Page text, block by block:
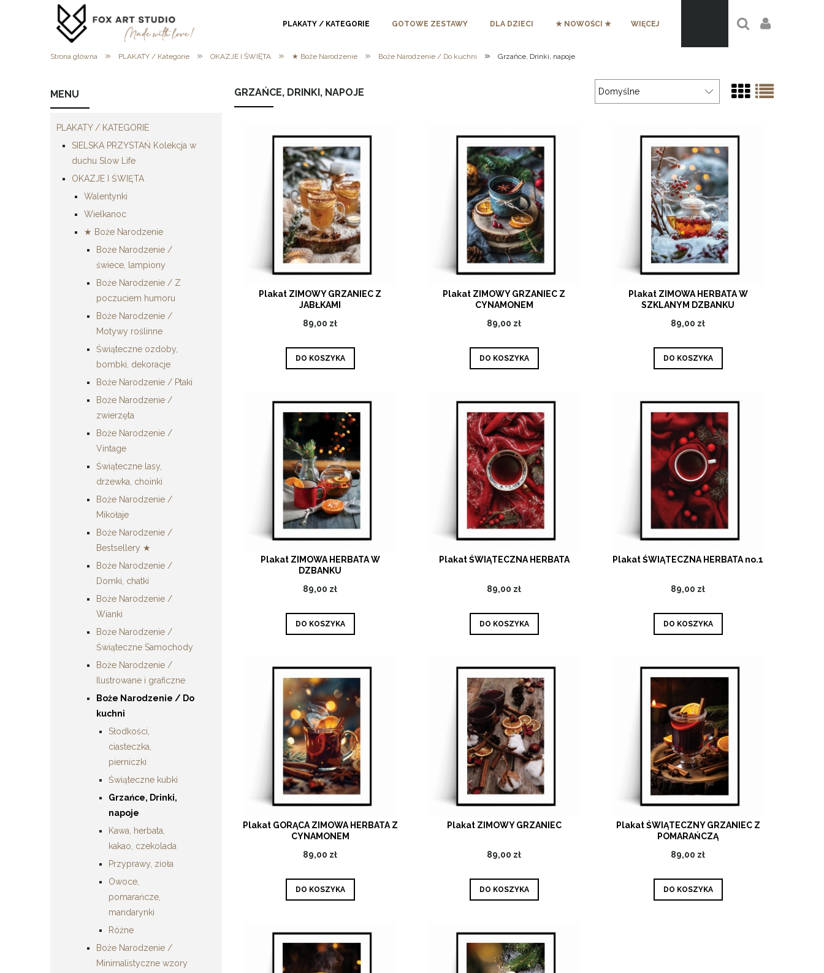
PLAKATY / KATEGORIE GOTOWE ZESTAWY DLA DZIECI ★ NOWOŚCI ★ WIĘCEJ
Strona główna » PLAKATY / Kategorie » OKAZJE I ŚWIĘTA » ★ Boże Narodzenie » Boże Narodzenie / Do kuchni » Grzańce, Drinki, napoje
MENU
PLAKATY / KATEGORIE
SIELSKA PRZYSTAŃ Kolekcja w
duchu Slow Life
OKAZJE I ŚWIĘTA
Walentynki
Wielkanoc
★ Boże Narodzenie
Boże Narodzenie /
świece, lampiony
Boże Narodzenie / Z
poczuciem humoru
Boże Narodzenie /
Motywy roślinne
Świąteczne ozdoby,
bombki, dekoracje
Boże Narodzenie / Ptaki
Boże Narodzenie /
zwierzęta
Boże Narodzenie /
Vintage
Świąteczne lasy,
drzewka, choinki
Boże Narodzenie /
Mikołaje
Boże Narodzenie /
Bestsellery ★
Boże Narodzenie /
Domki, chatki
Boże Narodzenie /
Wianki
Boże Narodzenie /
Świąteczne Samochody
Boże Narodzenie /
Ilustrowane i graficzne
Boże Narodzenie / Do
kuchni
Słodkości,
ciasteczka,
pierniczki
Świąteczne kubki
Grzańce, Drinki,
napoje
Kawa, herbata,
kakao, czekolada
Przyprawy, zioła
Owoce,
pomarańcze,
mandarynki
Różne
Boże Narodzenie /
Minimalistyczne wzory
GRZAŃCE, DRINKI, NAPOJE
Plakat ZIMOWY GRZANIEC Z
JABŁKAMI
89,00 zł
DO KOSZYKA
Plakat ZIMOWY GRZANIEC Z
CYNAMONEM
89,00 zł
DO KOSZYKA
Plakat ZIMOWA HERBATA W
SZKLANYM DZBANKU
89,00 zł
DO KOSZYKA
Plakat ZIMOWA HERBATA W
DZBANKU
89,00 zł
DO KOSZYKA
Plakat ŚWIĄTECZNA HERBATA
89,00 zł
DO KOSZYKA
Plakat ŚWIĄTECZNA HERBATA no.1
89,00 zł
DO KOSZYKA
Plakat GORĄCA ZIMOWA HERBATA Z
CYNAMONEM
89,00 zł
DO KOSZYKA
Plakat ZIMOWY GRZANIEC
89,00 zł
DO KOSZYKA
Plakat ŚWIĄTECZNY GRZANIEC Z
POMARAŃCZĄ
89,00 zł
DO KOSZYKA